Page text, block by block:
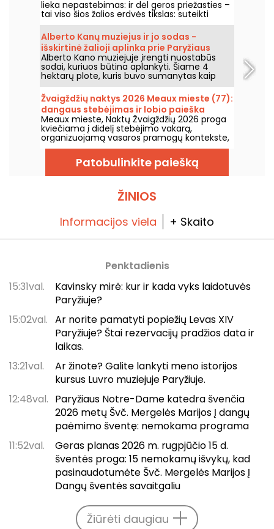
lieka nepastebimas: ir dėl geros priežasties –
tai viso šios žalios erdvės tikslas: suteikti
vietą, kur atgauti jėgas, ramiai.
Alberto Kanų muziejus ir jo sodas -
išskirtinė žalioji aplinka prie Paryžiaus
vartų
Alberto Kano muziejuje įrengti nuostabūs
sodai, kuriuos būtina aplankyti. Šiame 4
hektarų plote, kuris buvo sumanytas kaip
vaizdingas sodas, yra nuostabus japoniškas
sodas ir kaimas, angliškas sodas,
prancūziškas sodas, miškai ir pievos. Tai tikra
permaina.
Žvaigždžių naktys 2026 Meaux mieste (77):
dangaus stebėjimas ir lobio paieška
Meaux mieste, Naktų Žvaigždžių 2026 proga
kviečiama į didelį stebėjimo vakarą,
organizuojamą vasaros pramogų kontekste,
rugpjūčio 7-ąją, kad visi taptų tikraisiais
planetų ir žvaigždžių ekspertai!
Patobulinkite paiešką
ŽINIOS
Informacijos viela + Skaito
Penktadienis
15:31val.
Kavinsky mirė: kur ir kada vyks laidotuvės
Paryžiuje?
15:02val. Ar norite pamatyti popiežių Levas XIV
Paryžiuje? Štai rezervacijų pradžios data ir
laikas.
13:21val.
Ar žinote? Galite lankyti meno istorijos
kursus Luvro muziejuje Paryžiuje.
12:48val. Paryžiaus Notre-Dame katedra švenčia
2026 metų Švč. Mergelės Marijos Į dangų
paėmimo šventę: nemokama programa
11:52val.
Geras planas 2026 m. rugpjūčio 15 d.
šventės proga: 15 nemokamų išvykų, kad
pasinaudotumėte Švč. Mergelės Marijos Į
Dangų šventės savaitgaliu
Žiūrėti daugiau